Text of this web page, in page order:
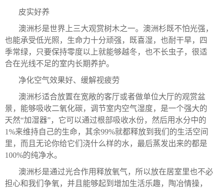
皮实好养
澳洲杉是世界上三大观赏树木之一。澳洲杉既不怕光强，
也能承受低光照，生命力十分顽强，既喜湿，也耐干旱，四
季常绿，只要保持零度以上就能够越冬，也不长虫子，很适
合在光线不足的室内长期养护。
净化空气效果好、缓解视疲劳
澳洲杉适合放置在宽敞的客厅或者做单位大厅的观赏盆
景，能够吸收二氧化碳，调节室内空气湿度，是一个强大的
天然“加湿器”，它可以通过根部吸收水份，然后用水分中的
1%来维持自己的生命，其余99%就都释放到我们的生活空间
里，而且无论你给它们浇什么样的水，最后蒸发出来的都是
100%的纯净水。
澳洲杉是通过光合作用释放氧气，所以放在居室里也不必
担心和我们争氧，并且能够起到增加生活乐趣，陶冶情操，